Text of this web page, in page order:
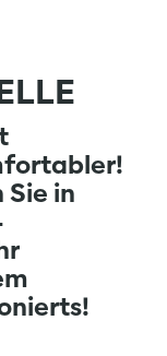
Sie in